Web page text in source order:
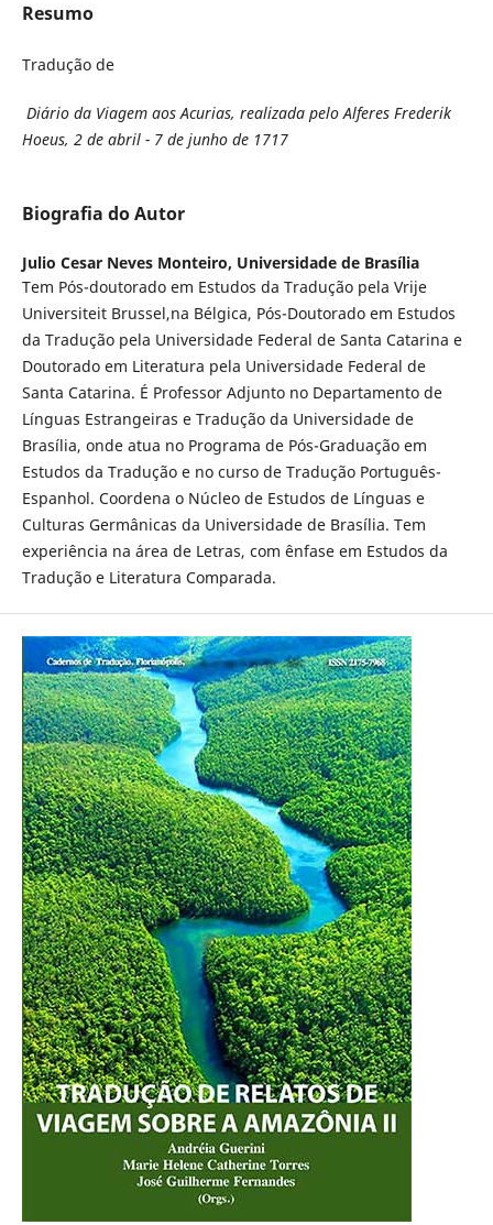
Resumo
Tradução de
Diário da Viagem aos Acurias, realizada pelo Alferes Frederik
Hoeus, 2 de abril - 7 de junho de 1717
Biografia do Autor
Julio Cesar Neves Monteiro, Universidade de Brasília
Tem Pós-doutorado em Estudos da Tradução pela Vrije
Universiteit Brussel,na Bélgica, Pós-Doutorado em Estudos
da Tradução pela Universidade Federal de Santa Catarina e
Doutorado em Literatura pela Universidade Federal de
Santa Catarina. É Professor Adjunto no Departamento de
Línguas Estrangeiras e Tradução da Universidade de
Brasília, onde atua no Programa de Pós-Graduação em
Estudos da Tradução e no curso de Tradução Português-
Espanhol. Coordena o Núcleo de Estudos de Línguas e
Culturas Germânicas da Universidade de Brasília. Tem
experiência na área de Letras, com ênfase em Estudos da
Tradução e Literatura Comparada.